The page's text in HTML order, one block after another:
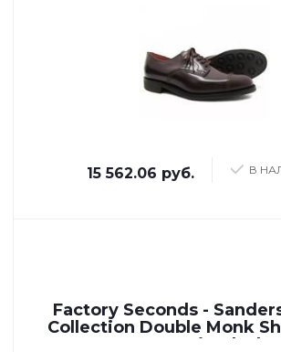
В
15 562.06 руб.
Factory Seconds -
Collection Double Monk
1967B in Black